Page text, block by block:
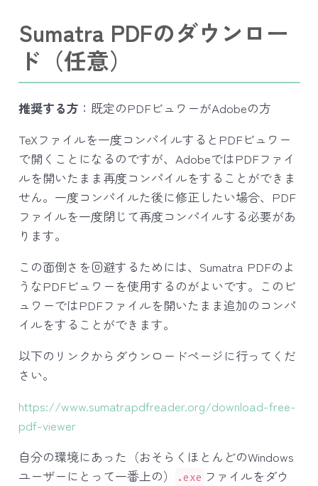
Sumatra PDFのダウンロー
ド（任意）
推奨する方 ：既定のPDFビュワーがAdobeの方
TeXファイルを一度コンパイルするとPDFビュワー
で開くことになるのですが、AdobeではPDFファイ
ルを開いたまま再度コンパイルをすることができま
せん。一度コンパイルた後に修正したい場合、PDF
ファイルを一度閉じて再度コンパイルする必要があ
ります。
この面倒さを回避するためには、Sumatra PDFのよ
うなPDFビュワーを使用するのがよいです。このビ
ュワーではPDFファイルを開いたまま追加のコンパ
イルをすることができます。
以下のリンクからダウンロードページに行ってくだ
さい。
https://www.sumatrapdfreader.org/download-free-
pdf-viewer
自分の環境にあった（おそらくほとんどのWindows
ユーザーにとって一番上の）
.exe ファイルをダウ